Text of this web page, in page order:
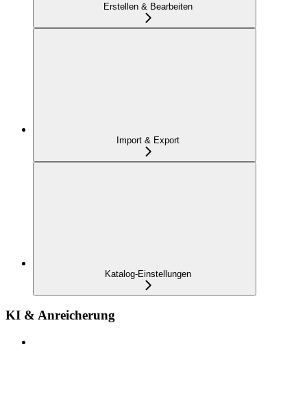
Erstellen & Bearbeiten
Import & Export
Katalog-Einstellungen
KI & Anreicherung